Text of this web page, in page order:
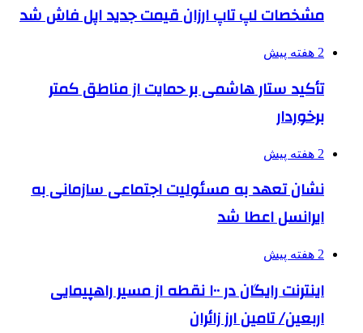
مشخصات لپ تاپ ارزان قیمت جدید اپل فاش شد
2 هفته پیش
تأکید ستار هاشمی بر حمایت از مناطق کمتر
برخوردار
2 هفته پیش
نشان تعهد به مسئولیت اجتماعی سازمانی به
ایرانسل اعطا شد
2 هفته پیش
اینترنت رایگان در ۱۰۰ نقطه از مسیر راهپیمایی
اربعین/ تامین ارز زائران